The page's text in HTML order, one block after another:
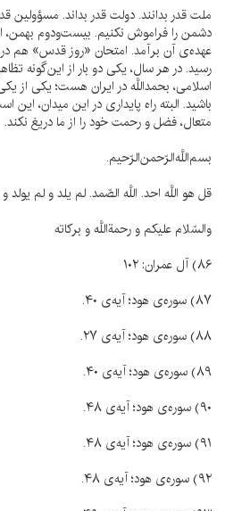
ملت قدر بدانند. دولت قدر بداند. مسؤولين
دشمن را فراموش نكنيم. بيست‌ودوم بهمن،
عهده‌ى آن برآمد. امتحان «روز قدس» هم
رسيد. در هر سال، يكى دو بار از اين‌گونه
اسلامى، بحمداللَّه در ايران هست؛ يكى از
باشيد. البته راه پايدارى در اين ميدان،
متعال، فضل و رحمت خود را از ما دريغ نكند.
بسم‌اللَّه‌الرّحمن‌الرّحيم.
قل هو اللَّه احد. اللَّه الصّمد. لم يلد و لم يولد
والسّلام عليكم و رحمةاللَّه و بركاته
۸۶) آل عمران: ۱۰۲
۸۷) سوره‌ى هود؛ آيه‌ى ۴۰.
۸۸) سوره‌ى هود؛ آيه‌ى ۲۷.
۸۹) سوره‌ى هود؛ آيه‌ى ۴۰.
۹۰) سوره‌ى هود؛ آيه‌ى ۴۸.
۹۱) سوره‌ى هود؛ آيه‌ى ۴۸.
۹۲) سوره‌ى هود؛ آيه‌ى ۴۸.